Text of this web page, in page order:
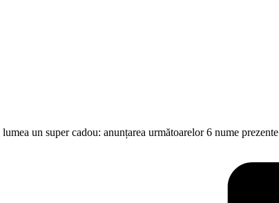
un super cadou: anunțarea următoarelor 6 nume